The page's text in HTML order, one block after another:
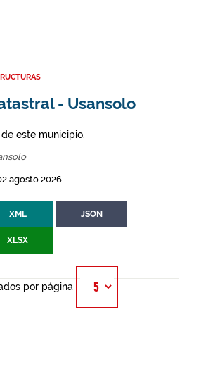
- Usansolo
este municipio.
agosto 2026
XML JSON
XLSX
por página